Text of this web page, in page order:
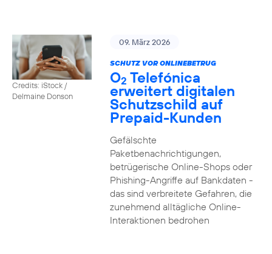
Credits: iStock /
Delmaine Donson
09. März 2026
SCHUTZ VOR ONLINEBETRUG
O2 Telefónica
erweitert digitalen
Schutzschild auf
Prepaid-Kunden
Gefälschte
Paketbenachrichtigungen,
betrügerische Online-Shops oder
Phishing-Angriffe auf Bankdaten -
das sind verbreitete Gefahren, die
zunehmend alltägliche Online-
Interaktionen bedrohen